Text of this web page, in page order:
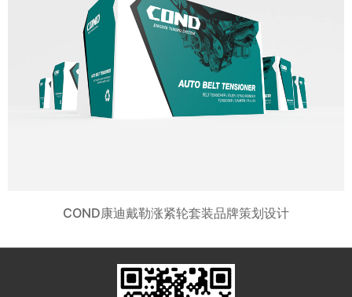
COND康迪戴勒涨紧轮套装品牌策划设计